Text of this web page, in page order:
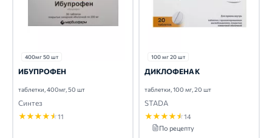
400мг 50 шт
ИБУПРОФЕН
таблетки, 400мг, 50 шт
Синтез
★★★★★11
100 мг 20 шт
ДИКЛОФЕНАК
таблетки, 100 мг, 20 шт
STADA
★★★★★14
По рецепту